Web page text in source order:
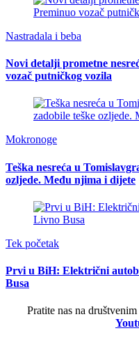
Nastradala i beba
Novi detalji prometne
vozač putničkog vozila
Mokronoge
Teška nesreća u
ozljede. Među njima i dijete
Tek početak
Prvi u BiH: Električni
Busa
Pratite nas na